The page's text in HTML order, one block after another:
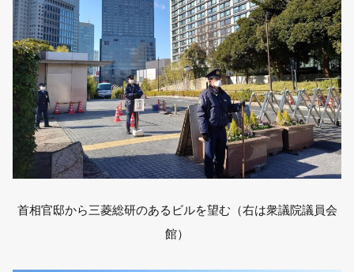
首相官邸から三菱総研のあるビルを望む（右は衆議院議員会
館）